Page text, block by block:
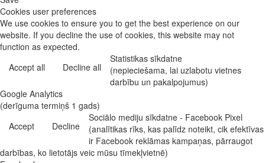
Cookies user preferences
We use cookies to ensure you to get the best experience on our
website. If you decline the use of cookies, this website may not
function as expected.
Accept all
Decline all
Statistikas sīkdatne
(nepieciešama, lai uzlabotu vietnes
darbību un pakalpojumus)
Google Analytics
(derīguma termiņš 1 gads)
Accept
Decline
Sociālo mediju sīkdatne - Facebook Pixel
(analītikas rīks, kas palīdz noteikt, cik efektīvas
ir Facebook reklāmas kampaņas, pārraugot
darbības, ko lietotājs veic mūsu tīmekļvietnē)